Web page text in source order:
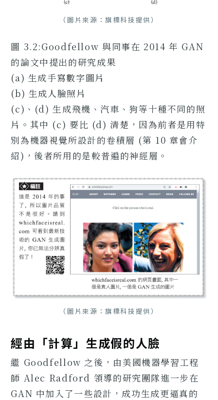
（圖片來源：旗標科技提供）
圖 3.2:Goodfellow 與同事在 2014 年 GAN
的論文中提出的研究成果
(a) 生成手寫數字圖片
(b) 生成人臉照片
(c)、(d) 生成飛機、汽車、狗等十種不同的照
片。其中 (c) 要比 (d) 清楚，因為前者是用特
別為機器視覺所設計的卷積層 (第 10 章會介
紹)，後者所用的是較普遍的神經層。
（圖片來源：旗標科技提供）
經由「計算」生成假的人臉
繼 Goodfellow 之後，由美國機器學習工程
師 Alec Radford 領導的研究團隊進一步在
GAN 中加入了一些設計，成功生成更逼真的